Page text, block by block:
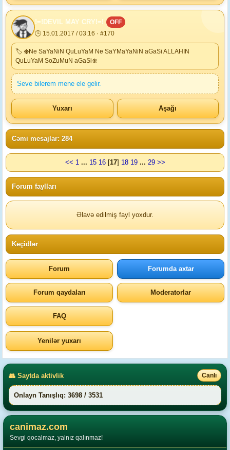
!=!DEVIL MAY CRY!=!
OFF
🕒 15.01.2017 / 03:16 · #170
🏷 ❋Ne SaYaNiN QuLuYaM Ne SaYMaYaNiN aGaSi ALLAHIN
QuLuYaM SoZuMuN aGaSi❋
Seve bilerem mene ele gelir.
Yuxarı Aşağı
Cəmi mesajlar: 284
<< 1 ... 15 16[17] 18 19 ... 29 >>
Forum faylları
Əlavə edilmiş fayl yoxdur.
Keçidlər
Forum Forumda axtar
Forum qaydaları Moderatorlar
FAQ
Yenilər yuxarı
👥 Saytda aktivlik Canlı
Onlayn Tanışlıq: 3698 / 3531
canimaz.com
Sevgi qocalmaz, yalnız qalınmaz!